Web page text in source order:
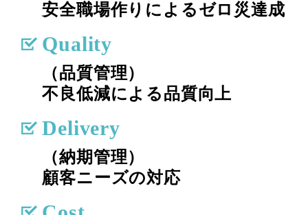
安全職場作りによるゼロ災達成
Quality
（品質管理）
不良低減による品質向上
Delivery
（納期管理）
顧客ニーズの対応